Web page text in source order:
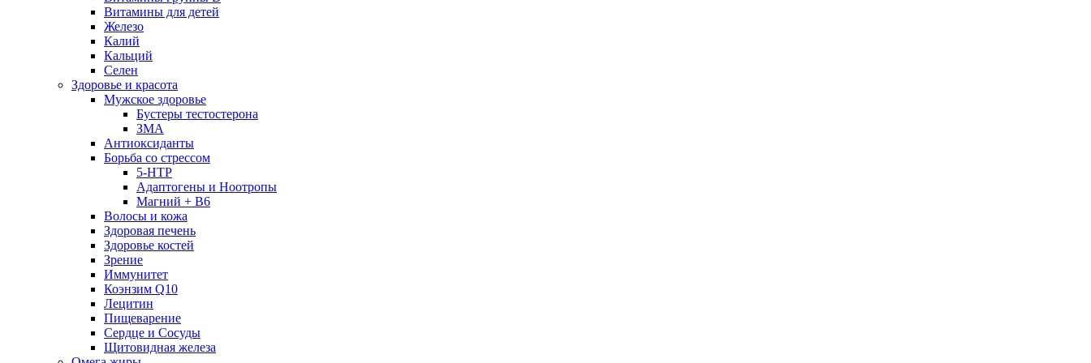
Витамины для детей
Железо
Калий
Кальций
Селен
Здоровье и красота
Мужское здоровье
Бустеры тестостерона
ЗМА
Антиоксиданты
Борьба со стрессом
5-HTP
Адаптогены и Ноотропы
Магний + В6
Волосы и кожа
Здоровая печень
Здоровье костей
Зрение
Иммунитет
Коэнзим Q10
Лецитин
Пищеварение
Сердце и Сосуды
Щитовидная железа